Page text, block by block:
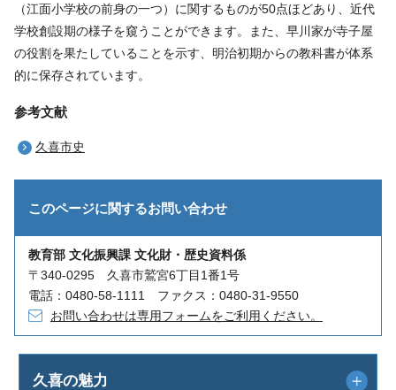
（江面小学校の前身の一つ）に関するものが50点ほどあり、近代
学校創設期の様子を窺うことができます。また、早川家が寺子屋
の役割を果たしていることを示す、明治初期からの教科書が体系
的に保存されています。
参考文献
久喜市史
このページに関するお問い合わせ
教育部 文化振興課 文化財・歴史資料係
〒340-0295 久喜市鷲宮6丁目1番1号
電話：0480-58-1111 ファクス：0480-31-9550
お問い合わせは専用フォームをご利用ください。
久喜の魅力